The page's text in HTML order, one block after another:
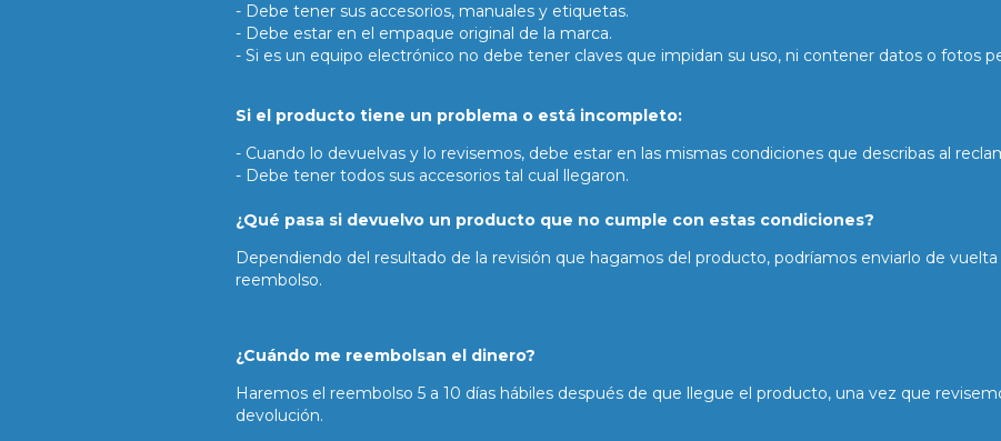
- Debe tener sus accesorios, manuales y etiquetas.
- Debe estar en el empaque original de la marca.
- Si es un equipo electrónico no debe tener claves que impidan su uso, ni contener datos o fotos
Si el producto tiene un problema o está incompleto:
- Cuando lo devuelvas y lo revisemos, debe estar en las mismas condiciones que describas al
- Debe tener todos sus accesorios tal cual llegaron.
¿Qué pasa si devuelvo un producto que no cumple con estas condiciones?
Dependiendo del resultado de la revisión que hagamos del producto, podríamos enviarlo de
reembolso.
¿Cuándo me reembolsan el dinero?
Haremos el reembolso 5 a 10 días hábiles después de que llegue el producto, una vez que
devolución.